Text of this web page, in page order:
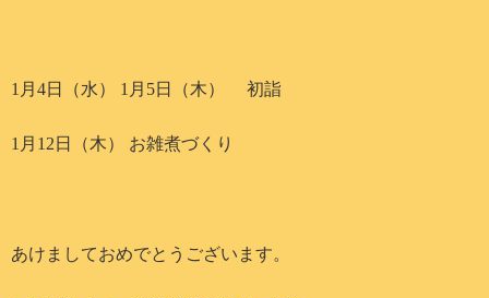
1月4日（水） 1月5日（木） 初詣
1月12日（木） お雑煮づくり
あけましておめでとうございます。